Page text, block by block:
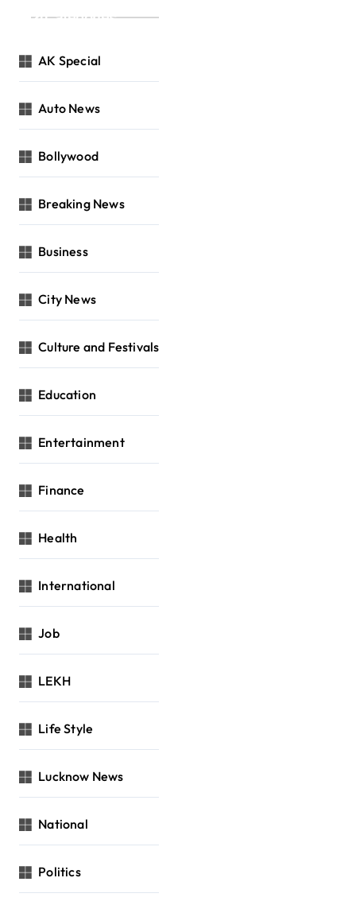
Categories
AK Special
Auto News
Bollywood
Breaking News
Business
City News
Culture and Festivals
Education
Entertainment
Finance
Health
International
Job
LEKH
Life Style
Lucknow News
National
Politics